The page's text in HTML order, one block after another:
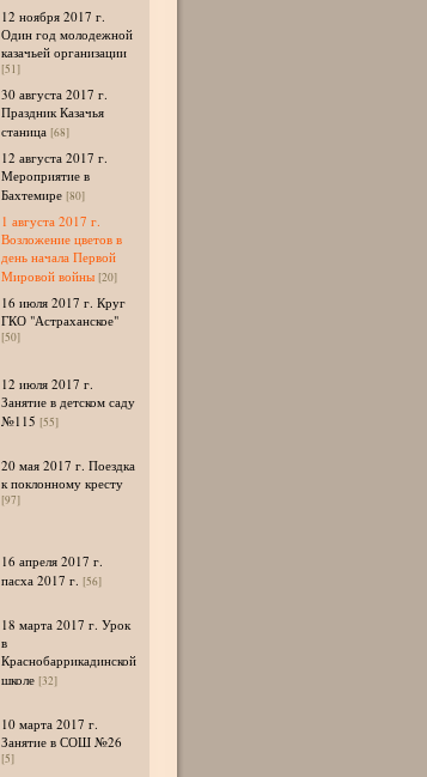
12 ноября 2017 г.
Один год молодежной
казачьей организации
[51]
30 августа 2017 г.
Праздник Казачья
станица [68]
12 августа 2017 г.
Мероприятие в
Бахтемире [80]
1 августа 2017 г.
Возложение цветов в
день начала Первой
Мировой войны [20]
16 июля 2017 г. Круг
ГКО "Астраханское"
[50]
12 июля 2017 г.
Занятие в детском саду
№115 [55]
20 мая 2017 г. Поездка
к поклонному кресту
[97]
16 апреля 2017 г.
пасха 2017 г. [56]
18 марта 2017 г. Урок
в
Краснобаррикадинской
школе [32]
10 марта 2017 г.
Занятие в СОШ №26
[5]